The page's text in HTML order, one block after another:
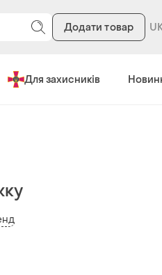
Додати товар
Для захисників